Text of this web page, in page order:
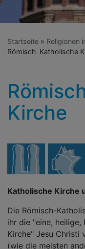
Startseite Religionen
Römisch-Katholische
Kirche
Katholische Kirche
Die Römisch-
ihr die "eine,
Kirche" Jesu Christi
(wie die meisten